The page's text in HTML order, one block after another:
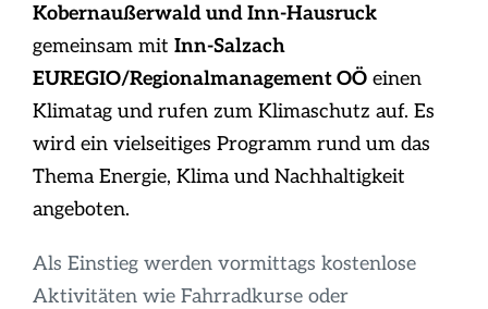
Organisation
Infos
Kobernaußerwald und Inn-Hausruck
gemeinsam mit Inn-Salzach
EUREGIO/Regionalmanagement OÖeinen
Klimatag und rufen zum Klimaschutz auf. Es
wird ein vielseitiges Programm rund um das
Thema Energie, Klima und Nachhaltigkeit
angeboten.
Als Einstieg werden vormittags kostenlose
Aktivitäten wie Fahrradkurse oder